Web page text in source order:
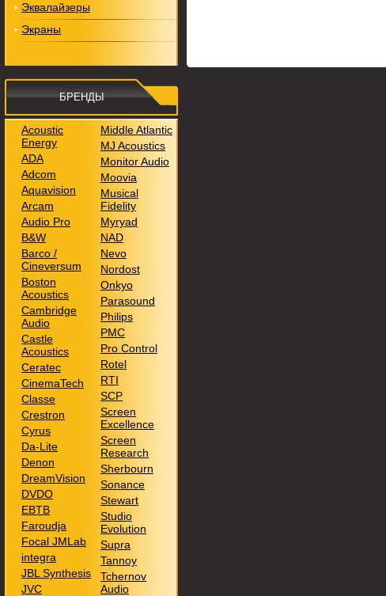
Эквалайзеры
Экраны
БРЕНДЫ
Acoustic
Energy
ADA
Adcom
Aquavision
Arcam
Audio Pro
B&W
Barco /
Cineversum
Boston
Acoustics
Cambridge
Audio
Castle
Acoustics
Ceratec
CinemaTech
Classe
Crestron
Cyrus
Da-Lite
Denon
DreamVision
DVDO
EBTB
Faroudja
Focal JMLab
integra
JBL Synthesis
JVC
Middle Atlantic
MJ Acoustics
Monitor Audio
Moovia
Musical
Fidelity
Myryad
NAD
Nevo
Nordost
Onkyo
Parasound
Philips
PMC
Pro Control
Rotel
RTI
SCP
Screen
Excellence
Screen
Research
Sherbourn
Sonance
Stewart
Studio
Evolution
Supra
Tannoy
Tchernov
Audio